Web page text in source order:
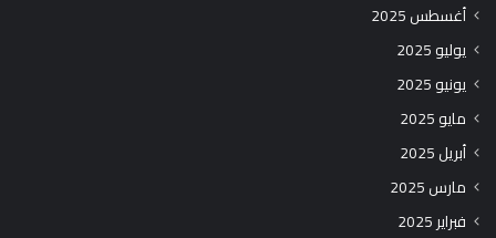
أغسطس 2025
يوليو 2025
يونيو 2025
مايو 2025
أبريل 2025
مارس 2025
فبراير 2025